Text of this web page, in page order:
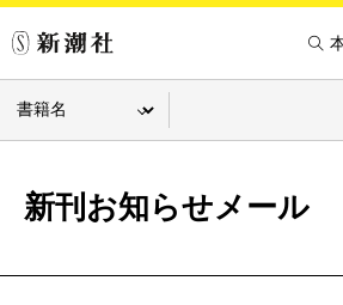
新刊お知らせメール